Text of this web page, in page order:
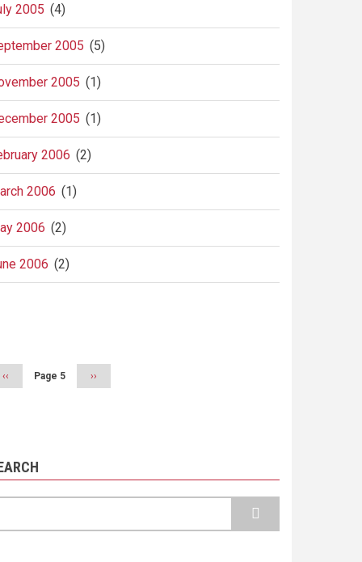
2005 (4)
2005 (5)
2005 (1)
2005 (1)
2006 (2)
2006 (1)
2006 (2)
2006 (2)
Previous
page
‹‹ Page 5
Next
page
››